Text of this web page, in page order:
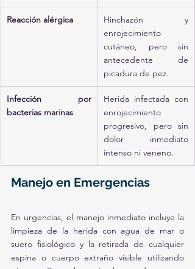
Reacción alérgica
Hinchazón y
enrojecimiento
cutáneo, pero sin
antecedente de
picadura de pez.
Infección por
bacterias marinas
Herida infectada con
enrojecimiento
progresivo, pero sin
dolor inmediato
intenso ni veneno.
Manejo en Emergencias
En urgencias, el manejo inmediato incluye la
limpieza de la herida con agua de mar o
suero fisiológico y la retirada de cualquier
espina o cuerpo extraño visible utilizando